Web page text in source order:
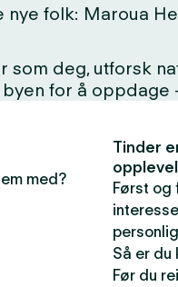
folk: Maroua
deg, utforsk
for å
med?
Tinder
Først og
Så er du
Før du